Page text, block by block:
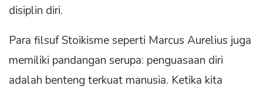
disiplin diri.
Para filsuf Stoikisme seperti Marcus Aurelius juga
memiliki pandangan serupa: penguasaan diri
adalah benteng terkuat manusia. Ketika kita